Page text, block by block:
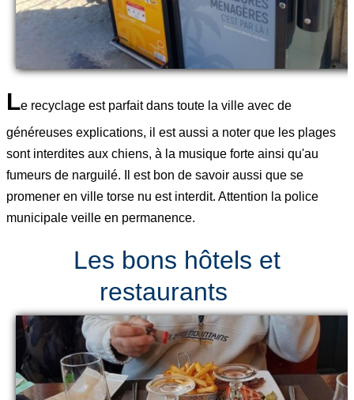
Le recyclage est parfait dans toute la ville avec de
généreuses explications, il est aussi a noter que les plages
sont interdites aux chiens, à la musique forte ainsi qu'au
fumeurs de narguilé. Il est bon de savoir aussi que se
promener en ville torse nu est interdit. Attention la police
municipale veille en permanence.
Les bons hôtels et
restaurants